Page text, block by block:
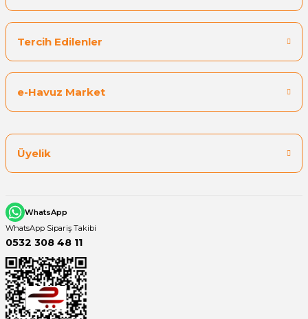
Yangın Pompası
Tercih Edilenler
e-Havuz Market
Üyelik
WhatsApp
WhatsApp Sipariş Takibi
0532 308 48 11